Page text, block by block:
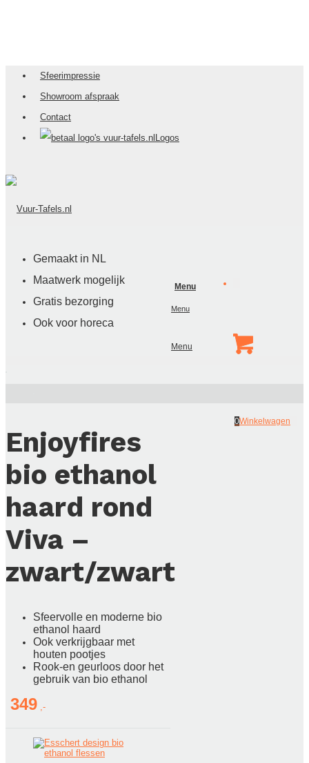
Sfeerimpressie
Showroom afspraak
Contact
Logos
Menu
Menu
0Winkelwagen
Gemaakt in NL
Maatwerk mogelijk
Gratis bezorging
Ook voor horeca
Enjoyfires
bio ethanol
haard rond
Viva –
zwart/zwart
Sfeervolle en moderne bio
ethanol haard
Ook verkrijgbaar met
houten pootjes
Rook-en geurloos door het
gebruik van bio ethanol
349